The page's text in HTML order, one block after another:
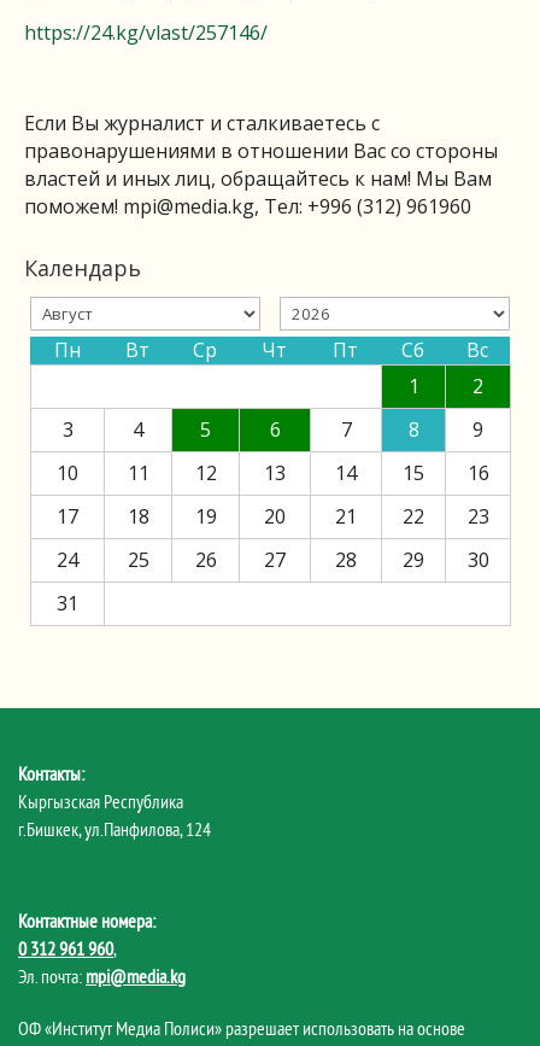
https://24.kg/vlast/257146/
Если Вы журналист и сталкиваетесь с
правонарушениями в отношении Вас со стороны
властей и иных лиц, обращайтесь к нам! Мы Вам
поможем! mpi@media.kg, Тел: +996 (312) 961960
Календарь
Пн Вт Ср Чт Пт Сб
Вс
1
2
3
4 5 6 7 8
9
10
11 12 13 14 15
16
17
18 19 20 21 22
23
24
25 26 27 28 29
30
31
Контакты:
Кыргызская Республика
г.Бишкек, ул.Панфилова, 124
Контактные номера:
0 312 961 960,
Эл. почта: mpi@media.kg
ОФ «Институт Медиа Полиси» разрешает использовать на основе